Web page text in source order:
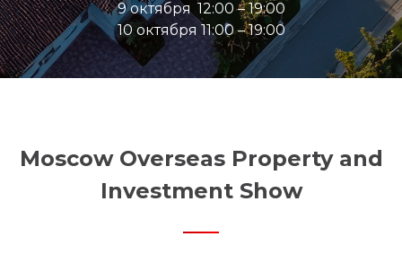
9 октября 12:00 – 19:00
10 октября 11:00 – 19:00
Moscow Overseas Property and
Investment Show